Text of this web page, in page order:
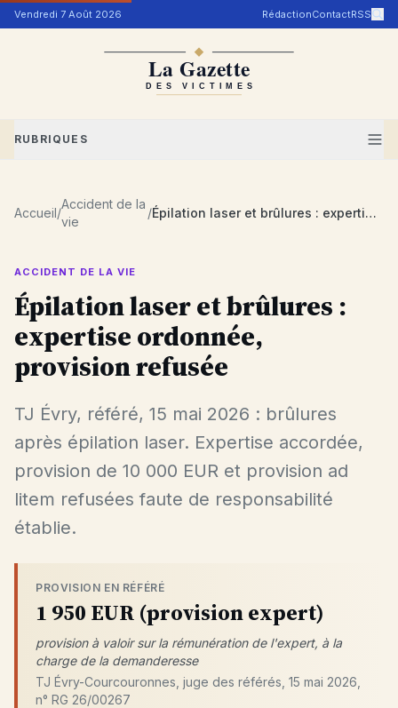
Aller au contenu
Vendredi 7 Août 2026 RédactionContactRSS
RUBRIQUES
Accueil/
Accident de la
vie
/ Épilation laser et brûlures : expertise ordonnée, provision refusée
ACCIDENT DE LA VIE
Épilation laser et brûlures :
expertise ordonnée,
provision refusée
TJ Évry, référé, 15 mai 2026 : brûlures
après épilation laser. Expertise accordée,
provision de 10 000 EUR et provision ad
litem refusées faute de responsabilité
établie.
PROVISION EN RÉFÉRÉ
1 950 EUR (provision expert)
provision à valoir sur la rémunération de l'expert, à la
charge de la demanderesse
TJ Évry-Courcouronnes, juge des référés, 15 mai 2026,
n° RG 26/00267